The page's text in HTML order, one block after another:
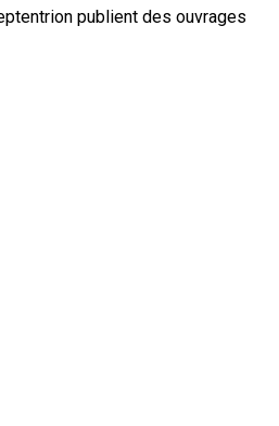
publient des ouvrages